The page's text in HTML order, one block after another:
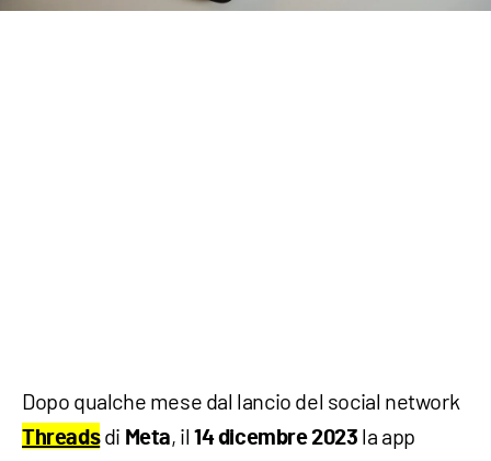
Dopo qualche mese dal lancio del social network
Threadsdi Meta, il14 dicembre 2023 la app